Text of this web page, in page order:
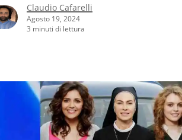
Claudio Cafarelli
Agosto 19, 2024
3 minuti di lettura